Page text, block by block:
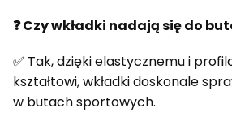
❓ Czy wkładki nadają się do
✅ Tak, dzięki elastycznemu i
kształtowi, wkładki doskonale
w butach sportowych.